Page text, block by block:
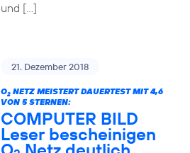
und […]
21. Dezember 2018
O2NETZ MEISTERT DAUERTEST MIT 4,6
VON 5 STERNEN:
COMPUTER BILD
Leser bescheinigen